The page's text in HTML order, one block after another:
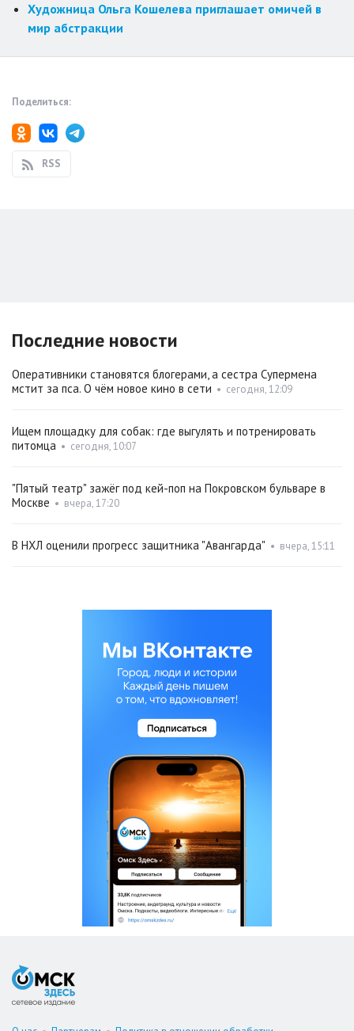
Художница Ольга Кошелева приглашает омичей в
мир абстракции
Поделиться:
RSS
Последние новости
Оперативники становятся блогерами, а сестра Супермена
мстит за пса. О чём новое кино в сети • сегодня, 12:09
Ищем площадку для собак: где выгулять и потренировать
питомца • сегодня, 10:07
"Пятый театр" зажёг под кей-поп на Покровском бульваре в
Москве • вчера, 17:20
В НХЛ оценили прогресс защитника "Авангарда" • вчера, 15:11